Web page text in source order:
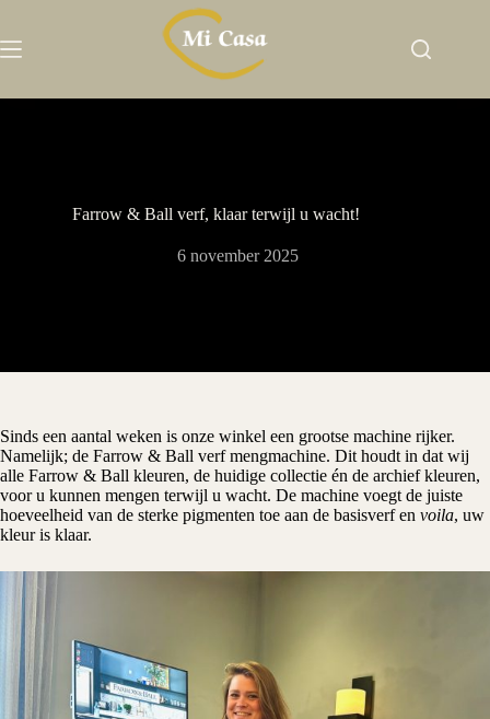
de
Farrow & Ball verf, klaar terwijl u wacht!
6 november 2025
Sinds een aantal weken is onze winkel een grootse machine rijker.
Namelijk; de Farrow & Ball verf mengmachine. Dit houdt in dat wij
alle Farrow & Ball kleuren, de huidige collectie én de archief kleuren,
voor u kunnen mengen terwijl u wacht. De machine voegt de juiste
hoeveelheid van de sterke pigmenten toe aan de basisverf en voila, uw
kleur is klaar.